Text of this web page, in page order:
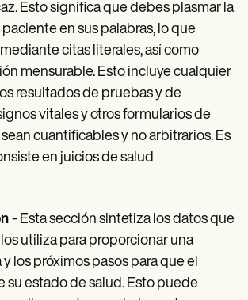
Esto significa que debes plasmar la
en sus palabras, lo que
citas literales, así como
mensurable. Esto incluye cualquier
resultados de pruebas y de
vitales y otros formularios de
cuantificables y no arbitrarios. Es
en juicios de salud
- Esta sección sintetiza los datos que
utiliza para proporcionar una
los próximos pasos para que el
su estado de salud. Esto puede